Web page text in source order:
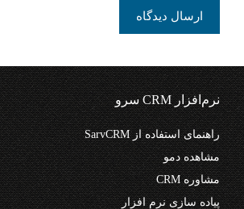
نرم‌افزار CRM سرو
راهنمای استفاده از SarvCRM
مشاهده دمو
مشاوره CRM
پیاده سازی نرم افزار